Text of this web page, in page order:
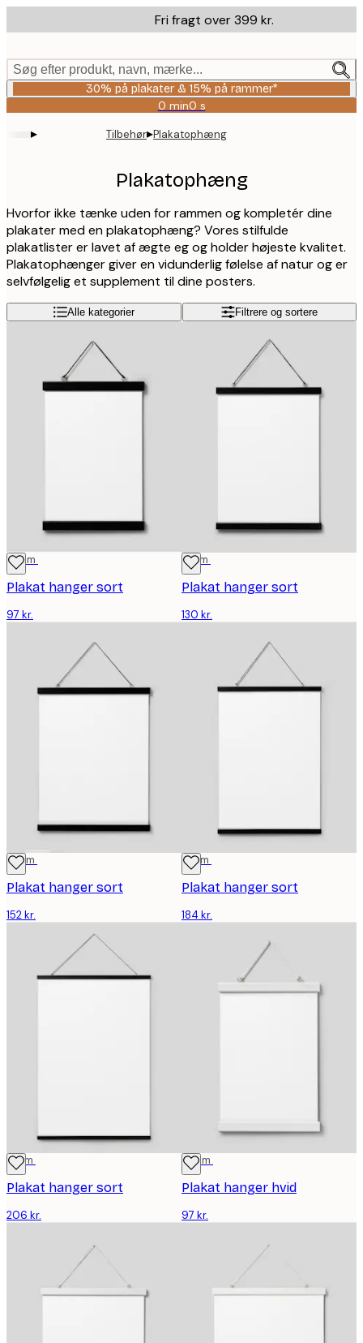
to
content.
Fri fragt over 399 kr.
Søg efter produkt, navn, mærke...
30% på plakater & 15% på rammer*
0 min0 s
Gyldig
indtil:
2026-
▸ Tilbehør▸Plakatophæng
Plakatophæng
Hvorfor ikke tænke uden for rammen og kompletér dine
plakater med en plakatophæng? Vores stilfulde
plakatlister er lavet af ægte eg og holder højeste kvalitet.
Plakatophænger giver en vidunderlig følelse af natur og er
selvfølgelig et supplement til dine posters.
Alle kategorier Filtrere og sortere
22 cm
Plakat hanger sort
97 kr.
31 cm
Plakat hanger sort
130 kr.
41 cm
Plakat hanger sort
152 kr.
51 cm
Plakat hanger sort
184 kr.
71 cm
Plakat hanger sort
206 kr.
22 cm
Plakat hanger hvid
97 kr.